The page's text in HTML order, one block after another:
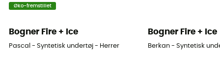
Øko-fremstillet
Bogner Fire + Ice
Pascal - Syntetisk undertøj - Herrer
Bogner Fire + Ice
Berkan - Syntetisk